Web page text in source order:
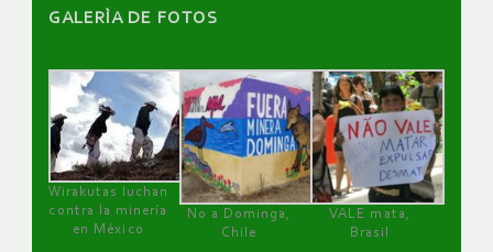
GALERÌA DE FOTOS
Wirakutas luchan
contra la minería
en México
No a Dominga,
Chile
VALE mata,
Brasil